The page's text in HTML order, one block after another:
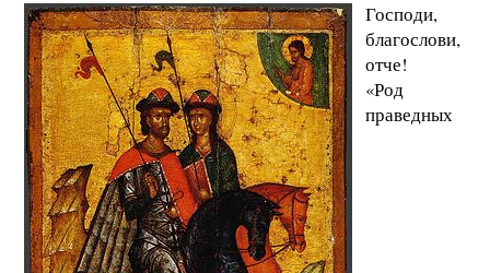
Господи,
благослови,
отче!
«Род
праведных